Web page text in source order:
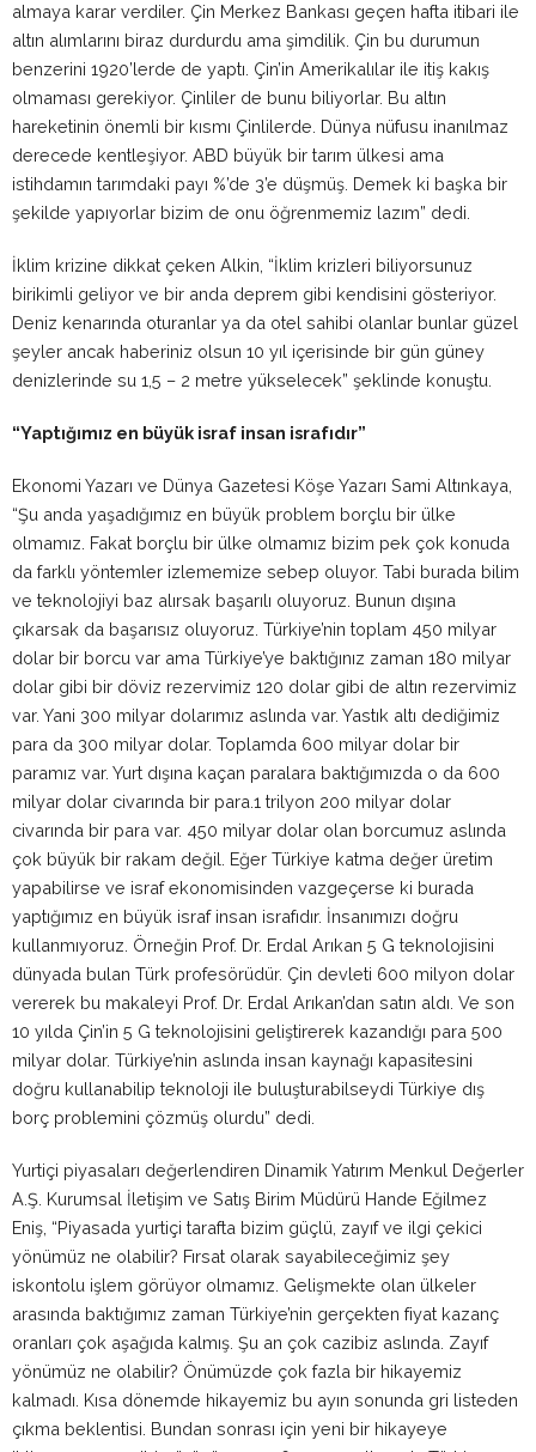
almaya karar verdiler. Çin Merkez Bankası geçen hafta itibari ile
altın alımlarını biraz durdurdu ama şimdilik. Çin bu durumun
benzerini 1920’lerde de yaptı. Çin’in Amerikalılar ile itiş kakış
olmaması gerekiyor. Çinliler de bunu biliyorlar. Bu altın
hareketinin önemli bir kısmı Çinlilerde. Dünya nüfusu inanılmaz
derecede kentleşiyor. ABD büyük bir tarım ülkesi ama
istihdamın tarımdaki payı %’de 3’e düşmüş. Demek ki başka bir
şekilde yapıyorlar bizim de onu öğrenmemiz lazım” dedi.
İklim krizine dikkat çeken Alkin, “İklim krizleri biliyorsunuz
birikimli geliyor ve bir anda deprem gibi kendisini gösteriyor.
Deniz kenarında oturanlar ya da otel sahibi olanlar bunlar güzel
şeyler ancak haberiniz olsun 10 yıl içerisinde bir gün güney
denizlerinde su 1,5 – 2 metre yükselecek” şeklinde konuştu.
“Yaptığımız en büyük israf insan israfıdır”
Ekonomi Yazarı ve Dünya Gazetesi Köşe Yazarı Sami Altınkaya,
“Şu anda yaşadığımız en büyük problem borçlu bir ülke
olmamız. Fakat borçlu bir ülke olmamız bizim pek çok konuda
da farklı yöntemler izlememize sebep oluyor. Tabi burada bilim
ve teknolojiyi baz alırsak başarılı oluyoruz. Bunun dışına
çıkarsak da başarısız oluyoruz. Türkiye’nin toplam 450 milyar
dolar bir borcu var ama Türkiye’ye baktığınız zaman 180 milyar
dolar gibi bir döviz rezervimiz 120 dolar gibi de altın rezervimiz
var. Yani 300 milyar dolarımız aslında var. Yastık altı dediğimiz
para da 300 milyar dolar. Toplamda 600 milyar dolar bir
paramız var. Yurt dışına kaçan paralara baktığımızda o da 600
milyar dolar civarında bir para.1 trilyon 200 milyar dolar
civarında bir para var. 450 milyar dolar olan borcumuz aslında
çok büyük bir rakam değil. Eğer Türkiye katma değer üretim
yapabilirse ve israf ekonomisinden vazgeçerse ki burada
yaptığımız en büyük israf insan israfıdır. İnsanımızı doğru
kullanmıyoruz. Örneğin Prof. Dr. Erdal Arıkan 5 G teknolojisini
dünyada bulan Türk profesörüdür. Çin devleti 600 milyon dolar
vererek bu makaleyi Prof. Dr. Erdal Arıkan’dan satın aldı. Ve son
10 yılda Çin’in 5 G teknolojisini geliştirerek kazandığı para 500
milyar dolar. Türkiye’nin aslında insan kaynağı kapasitesini
doğru kullanabilip teknoloji ile buluşturabilseydi Türkiye dış
borç problemini çözmüş olurdu” dedi.
Yurtiçi piyasaları değerlendiren Dinamik Yatırım Menkul Değerler
A.Ş. Kurumsal İletişim ve Satış Birim Müdürü Hande Eğilmez
Eniş, “Piyasada yurtiçi tarafta bizim güçlü, zayıf ve ilgi çekici
yönümüz ne olabilir? Fırsat olarak sayabileceğimiz şey
iskontolu işlem görüyor olmamız. Gelişmekte olan ülkeler
arasında baktığımız zaman Türkiye’nin gerçekten fiyat kazanç
oranları çok aşağıda kalmış. Şu an çok cazibiz aslında. Zayıf
yönümüz ne olabilir? Önümüzde çok fazla bir hikayemiz
kalmadı. Kısa dönemde hikayemiz bu ayın sonunda gri listeden
çıkma beklentisi. Bundan sonrası için yeni bir hikayeye